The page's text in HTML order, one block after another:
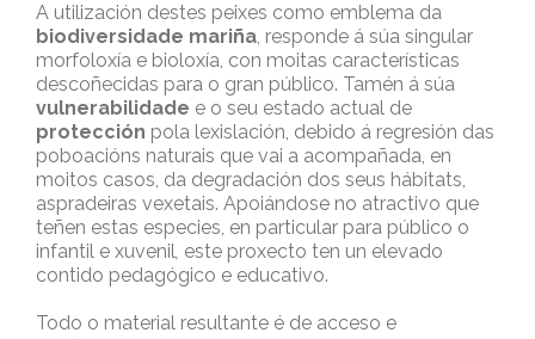
A utilización destes peixes como emblema da
biodiversidade mariña, responde á súa singular
morfoloxía e bioloxía, con moitas características
descoñecidas para o gran público. Tamén á súa
vulnerabilidade e o seu estado actual de
protección pola lexislación, debido á regresión das
poboacións naturais que vai a acompañada, en
moitos casos, da degradación dos seus hábitats,
aspradeiras vexetais. Apoiándose no atractivo que
teñen estas especies, en particular para público o
infantil e xuvenil, este proxecto ten un elevado
contido pedagógico e educativo.
Todo o material resultante é de acceso e